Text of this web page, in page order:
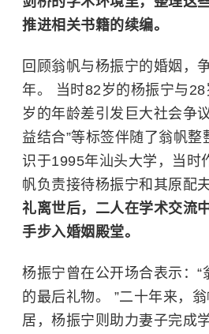
推进相关书籍的续编。
回顾翁帆与杨振宁的婚姻，
年。 当时82岁的杨振宁与
岁的年龄差引发巨大社会争
益结合”等标签伴随了翁帆整
识于1995年汕头大学 ，当时
帆负责接待杨振宁和其原配
礼离世后，二人在学术交流
手步入婚姻殿堂。
杨振宁曾在公开场合表示：“
的最后礼物。 ”二十年来，
居，杨振宁则助力妻子完成